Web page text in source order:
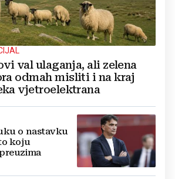
val ulaganja, ali zelena
odmah misliti i na kraj
vjetroelektrana
o nastavku
koju